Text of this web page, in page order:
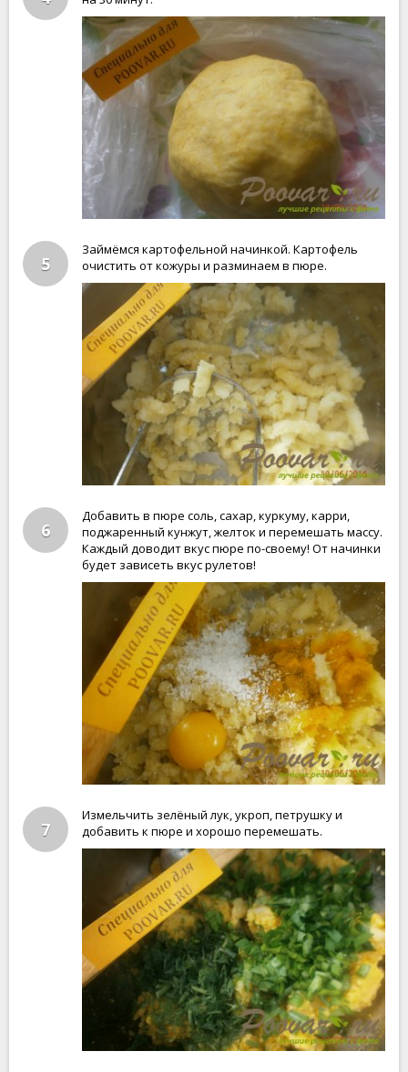
5
Займёмся картофельной начинкой. Картофель
очистить от кожуры и разминаем в пюре.
6
Добавить в пюре соль, сахар, куркуму, карри,
поджаренный кунжут, желток и перемешать массу.
Каждый доводит вкус пюре по-своему! От начинки
будет зависеть вкус рулетов!
7
Измельчить зелёный лук, укроп, петрушку и
добавить к пюре и хорошо перемешать.